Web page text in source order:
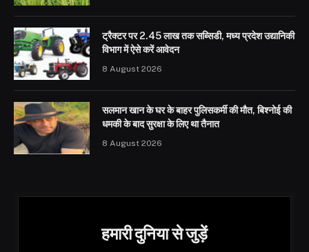
ट्रैक्टर पर 2.45 लाख तक सब्सिडी, मध्य प्रदेश उद्यानिकी
विभाग में ऐसे करें आवेदन
8 August 2026
सलमान खान के घर के बाहर पुलिसकर्मी की मौत, बिश्नोई की
धमकी के बाद सुरक्षा के लिए था तैनात
8 August 2026
हमारी दुनिया से जुड़ें